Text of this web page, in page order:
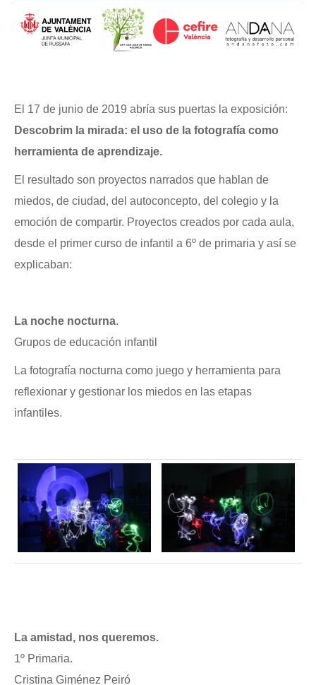
El 17 de junio de 2019 abría sus puertas la exposición:
Descobrim la mirada: el uso de la fotografía como
herramienta de aprendizaje.
El resultado son proyectos narrados que hablan de
miedos, de ciudad, del autoconcepto, del colegio y la
emoción de compartir. Proyectos creados por cada aula,
desde el primer curso de infantil a 6º de primaria y así se
explicaban:
La noche nocturna.
Grupos de educación infantil
La fotografía nocturna como juego y herramienta para
reflexionar y gestionar los miedos en las etapas
infantiles.
La amistad, nos queremos.
1º Primaria.
Cristina Giménez Peiró